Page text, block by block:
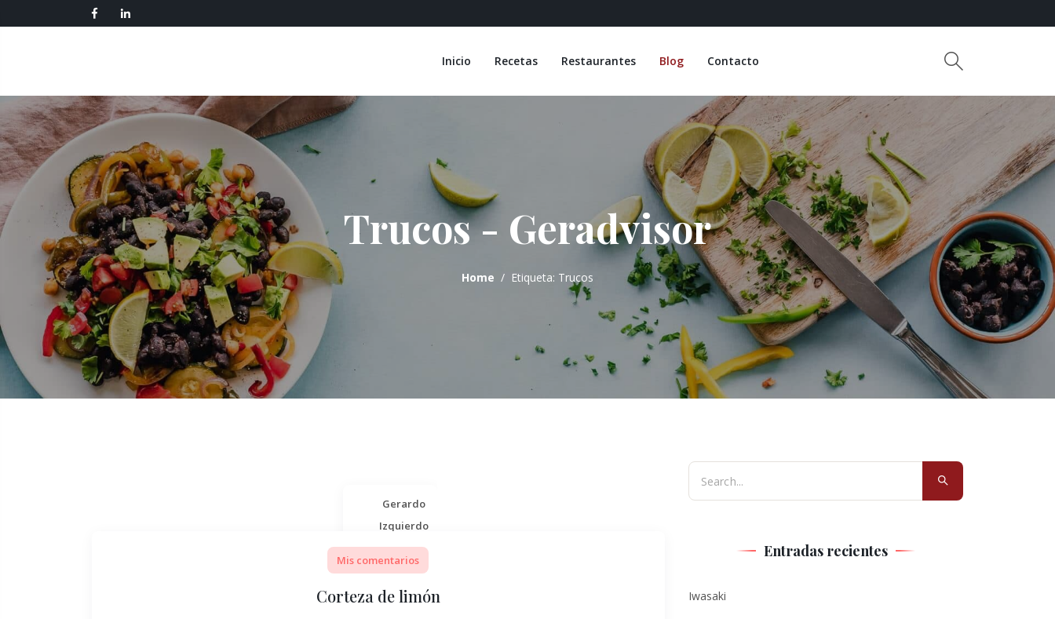
Inicio Recetas Restaurantes Blog Contacto
Trucos - Geradvisor
Home Etiqueta: Trucos
Gerardo
Izquierdo
Mis comentarios
Corteza de limón
Entradas recientes
Iwasaki